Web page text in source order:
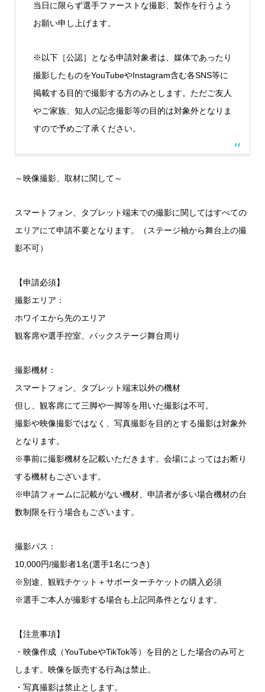
当日に限らず選手ファーストな撮影、製作を行うよう
お願い申し上げます。
※以下［公認］となる申請対象者は、媒体であったり
撮影したものをYouTubeやInstagram含む各SNS等に
掲載する目的で撮影する方のみとします。ただご友人
やご家族、知人の記念撮影等の目的は対象外となりま
すので予めご了承ください。
～映像撮影、取材に関して～
スマートフォン、タブレット端末での撮影に関してはすべての
エリアにて申請不要となります。（ステージ袖から舞台上の撮
影不可）
【申請必須】
撮影エリア：
ホワイエから先のエリア
観客席や選手控室、バックステージ舞台周り
撮影機材：
スマートフォン、タブレット端末以外の機材
但し、観客席にて三脚や一脚等を用いた撮影は不可。
撮影や映像撮影ではなく、写真撮影を目的とする撮影は対象外
となります。
※事前に撮影機材を記載いただきます。会場によってはお断り
する機材もございます。
※申請フォームに記載がない機材、申請者が多い場合機材の台
数制限を行う場合もございます。
撮影パス：
10,000円/撮影者1名(選手1名につき)
※別途、観戦チケット＋サポーターチケットの購入必須
※選手ご本人が撮影する場合も上記同条件となります。
【注意事項】
・映像作成（YouTubeやTikTok等）を目的とした場合のみ可と
します。映像を販売する行為は禁止。
・写真撮影は禁止とします。